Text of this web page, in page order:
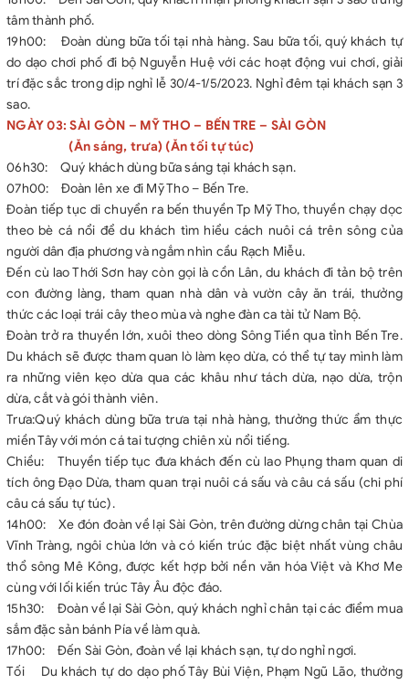
tâm thành phố.
19h00: Đoàn dùng bữa tối tại nhà hàng. Sau bữa tối, quý khách tự
do dạo chơi phố đi bộ Nguyễn Huệ với các hoạt động vui chơi, giải
trí đặc sắc trong dịp nghỉ lễ 30/4-1/5/2023. Nghỉ đêm tại khách sạn 3
sao.
NGÀY 03: SÀI GÒN – MỸ THO – BẾN TRE – SÀI GÒN
(Ăn sáng, trưa) (Ăn tối tự túc)
06h30: Quý khách dùng bữa sáng tại khách sạn.
07h00: Đoàn lên xe đi Mỹ Tho – Bến Tre.
Đoàn tiếp tục di chuyển ra bến thuyền Tp Mỹ Tho, thuyền chạy dọc
theo bè cá nổi để du khách tìm hiểu cách nuôi cá trên sông của
người dân địa phương và ngắm nhìn cầu Rạch Miễu.
Đến cù lao Thới Sơn hay còn gọi là cồn Lân, du khách đi tản bộ trên
con đường làng, tham quan nhà dân và vườn cây ăn trái, thưởng
thức các loại trái cây theo mùa và nghe đàn ca tài tử Nam Bộ.
Đoàn trở ra thuyền lớn, xuôi theo dòng Sông Tiền qua tỉnh Bến Tre.
Du khách sẽ được tham quan lò làm kẹo dừa, có thể tự tay mình làm
ra những viên kẹo dừa qua các khâu như tách dừa, nạo dừa, trộn
dừa, cắt và gói thành viên.
Trưa:Quý khách dùng bữa trưa tại nhà hàng, thưởng thức ẩm thực
miền Tây với món cá tai tượng chiên xù nổi tiếng.
Chiều: Thuyền tiếp tục đưa khách đến cù lao Phụng tham quan di
tích ông Đạo Dừa, tham quan trại nuôi cá sấu và câu cá sấu (chi phí
câu cá sấu tự túc).
14h00: Xe đón đoàn về lại Sài Gòn, trên đường dừng chân tại Chùa
Vĩnh Tràng, ngôi chùa lớn và có kiến trúc đặc biệt nhất vùng châu
thổ sông Mê Kông, được kết hợp bởi nền văn hóa Việt và Khơ Me
cùng với lối kiến trúc Tây Âu độc đáo.
15h30: Đoàn về lại Sài Gòn, quý khách nghỉ chân tại các điểm mua
sắm đặc sản bánh Pía về làm quà.
17h00: Đến Sài Gòn, đoàn về lại khách sạn, tự do nghỉ ngơi.
Tối Du khách tự do dạo phố Tây Bùi Viện, Phạm Ngũ Lão, thưởng